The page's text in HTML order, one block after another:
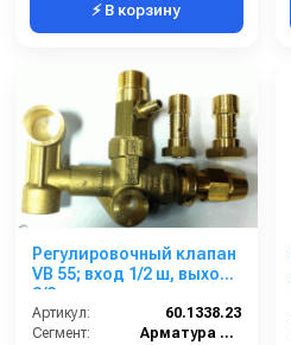
⚡ В корзину
Регулировочный клапан
VB 55; вход 1/2 ш, выход
3/8 для шланга
М22х1,5ш (Comet К 750
21/160)
Артикул:
60.1338.23
Сегмент:
Арматура высокого давления